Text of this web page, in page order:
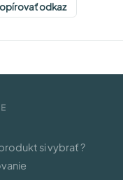
odkaz
si vybrať ?